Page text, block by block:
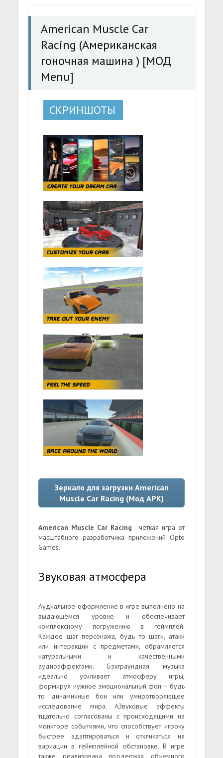
American Muscle Car
Racing (Американская
гоночная машина ) [МОД
Menu]
СКРИНШОТЫ
Зеркало для загрузки American
Muscle Car Racing (Мод APK)
American Muscle Car Racing - четкая игра от
масштабного разработчика приложений Opto
Games.
Звуковая атмосфера
Аудиальное оформление в игре выполнено на
выдающемся уровне и обеспечивает
комплексному погружению в геймплей.
Каждое шаг персонажа, будь то шаги, атаки
или интеракции с предметами, обрамляется
натуральными и качественными
аудиоэффектами. Бэкграундная музыка
идеально усиливает атмосферу игры,
формируя нужное эмоциональный фон – будь
то динамичные бои или умиротворяющее
исследование мира. АЗвуковые эффекты
тщательно согласованы с происходящими на
мониторе событиями, что способствует игроку
быстрее адаптироваться и откликаться на
вариации в геймплейной обстановке. В игре
также реализована поддержка объемного